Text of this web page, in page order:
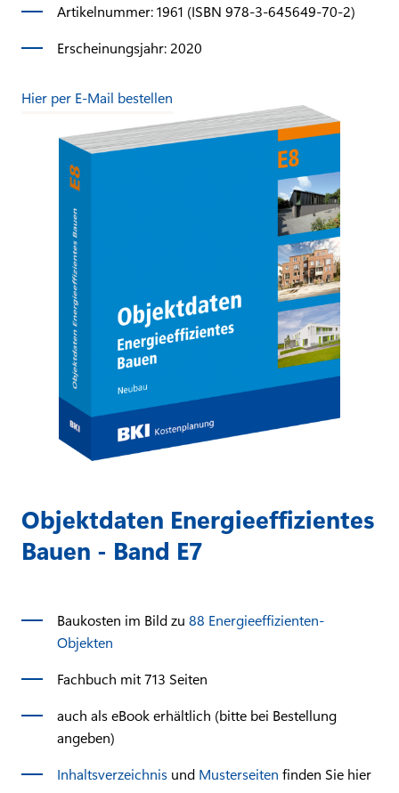
Artikelnummer: 1961 (ISBN 978-3-645649-70-2)
Erscheinungsjahr: 2020
Hier per E-Mail bestellen
Objektdaten Energieeffizientes
Bauen - Band E7
Baukosten im Bild zu 88 Energieeffizienten-
Objekten
Fachbuch mit 713 Seiten
auch als eBook erhältlich (bitte bei Bestellung
angeben)
Inhaltsverzeichnis und Musterseiten finden Sie hier